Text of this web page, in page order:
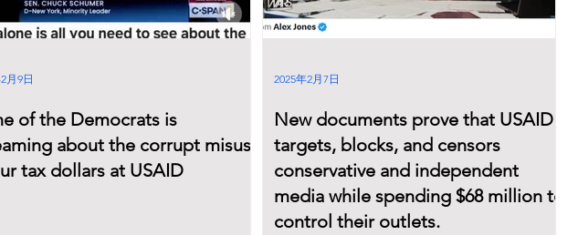
of the Democrats is
about the corrupt misuse
tax dollars at USAID
月9日
New documents prove that USAID
targets, blocks, and censors
conservative and independent
media while spending $68 million to
control their outlets.
2025年2月7日